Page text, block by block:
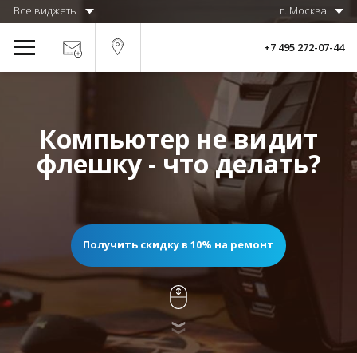
Все виджеты г. Москва
+7 495 272-07-44
Компьютер не видит
флешку - что делать?
Получить скидку в 10% на ремонт